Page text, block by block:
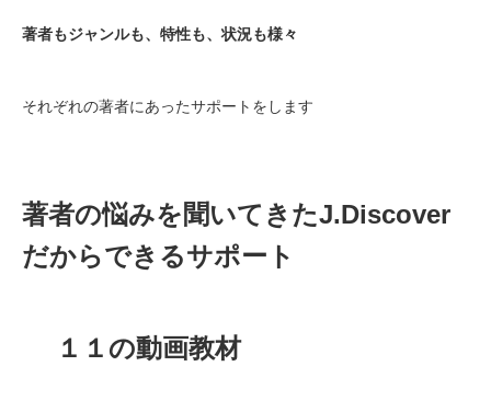
著者もジャンルも、特性も、状況も様々
それぞれの著者にあったサポートをします
著者の悩みを聞いてきたJ.Discover
だからできるサポート
１１の動画教材